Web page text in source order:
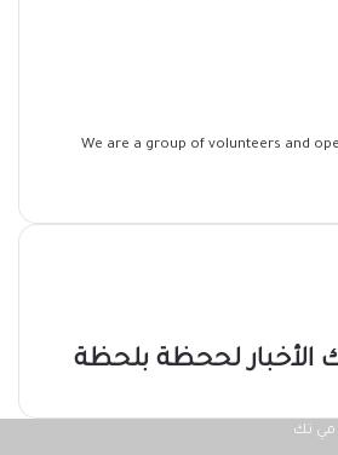
We are a group of volunteers and
لححظة بلحظة
مي تك